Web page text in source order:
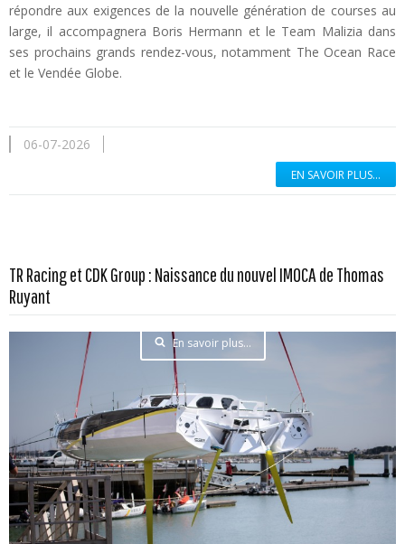
répondre aux exigences de la nouvelle génération de courses au
large, il accompagnera Boris Hermann et le Team Malizia dans
ses prochains grands rendez-vous, notamment The Ocean Race
et le Vendée Globe.
06-07-2026
EN SAVOIR PLUS...
TR Racing et CDK Group : Naissance du nouvel IMOCA de Thomas
Ruyant
En savoir plus...